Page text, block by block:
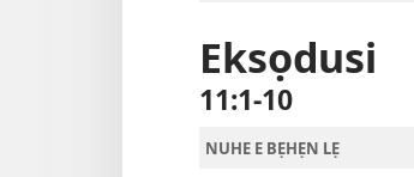
Eksọdusi
11:1-10
NUHE E BẸHẸN LẸ